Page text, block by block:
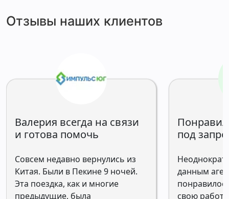
Отзывы наших клиентов
Валерия всегда на связи
и готова помочь
Совсем недавно вернулись из
Китая. Были в Пекине 9 ночей.
Эта поездка, как и многие
предыдущие, была
под
данным
свою